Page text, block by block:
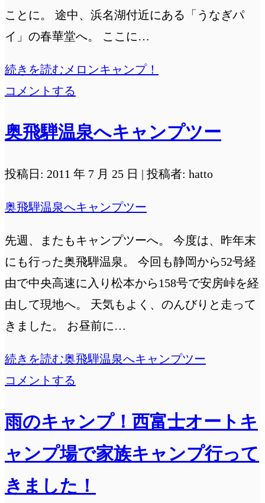
ことに。 途中、浜名湖付近にある「うなぎパ
イ」の春華堂へ。 ここに…
続きを読む メロンキャンプ！
コメントする
奥飛騨温泉へキャンプツー
投稿日: 2011 年 7 月 25 日 | 投稿者: hatto
奥飛騨温泉へキャンプツー
先週、またもキャンプツーへ。 今度は、昨年末
にも行った奥飛騨温泉。 今回も静岡から52号経
由で中央高速に入り松本から158号で安房峠を経
由して現地へ。 天気もよく、のんびりと走って
きました。 お昼前に…
続きを読む奥飛騨温泉へキャンプツー
コメントする
雨のキャンプ！西富士オートキ
ャンプ場で家族キャンプ行って
きました！